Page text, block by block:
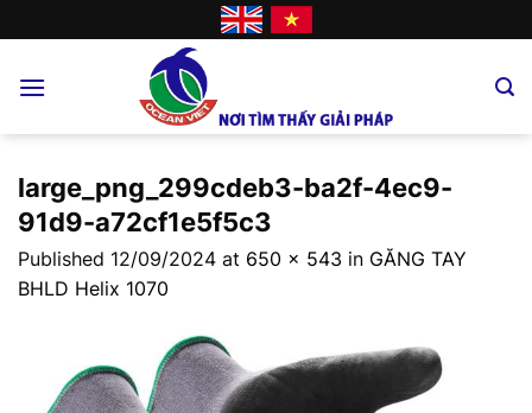
to
large_png_299cdeb3-ba2f-4ec9-
91d9-a72cf1e5f5c3
Published 12/09/2024 at 650 × 543 in GĂNG TAY
BHLD Helix 1070